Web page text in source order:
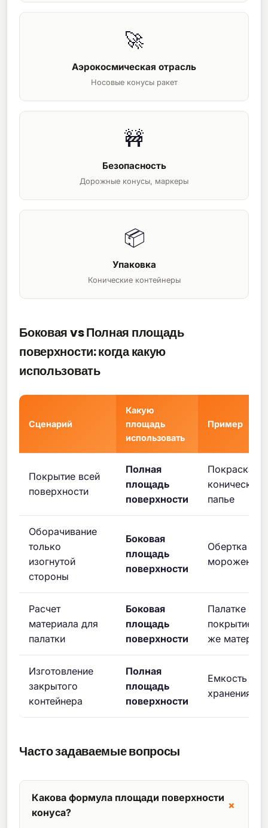
🚀
Аэрокосмическая отрасль
Носовые конусы ракет
🚧
Безопасность
Дорожные конусы, маркеры
📦
Упаковка
Конические контейнеры
Боковая vs Полная площадь
поверхности: когда какую
использовать
Сценарий
Какую
площадь
использовать
Пример
Покрытие всей
поверхности
Полная
площадь
поверхности
Покраска
папье
Оборачивание
только
изогнутой
стороны
Боковая
площадь
поверхности
Обертка
Расчет
материала для
палатки
Боковая
площадь
поверхности
Палатке не
покрытие
же
Изготовление
закрытого
контейнера
Полная
площадь
поверхности
Емкость для
хранения с
Часто задаваемые вопросы
Какова формула площади поверхности
конуса?